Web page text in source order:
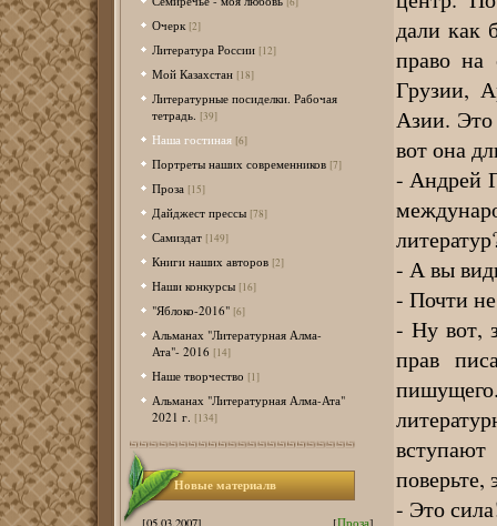
Очерк [2]
Литература России [12]
Мой Казахстан [18]
Литературные посиделки. Рабочая
тетрадь. [39]
Наша гостиная [6]
Портреты наших современников [7]
Проза [15]
Дайджест прессы [78]
Самиздат [149]
Книги наших авторов [2]
Наши конкурсы [16]
"Яблоко-2016" [6]
Альманах "Литературная Алма-
Ата"- 2016 [14]
Наше творчество [1]
Альманах "Литературная Алма-Ата"
2021 г. [134]
Новые материалв
[05.03.2007] [Проза]
дали как
право на
Грузии,
Азии. Это
вот она
- Андрей
- А вы
- Почти
- Ну вот,
прав
поверьте,
- Это